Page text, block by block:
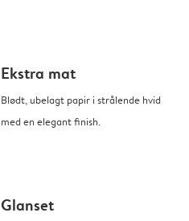
Ekstra mat
Blødt, ubelagt papir i strålende hvid
med en elegant finish.
Glanset